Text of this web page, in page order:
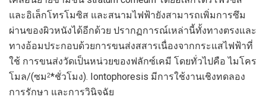
และอิเล็กโทรโมซิส และสนามไฟฟ้ายังสามารถเพิ่มการซึม
ผ่านของผิวหนังได้อีกด้วย ปรากฏการณ์เหล่านี้ทั้งทางตรงและ
ทางอ้อมประกอบด้วยการขนส่งสสารเนื่องจากกระแสไฟฟ้าที่
ใช้ การขนส่งวัดเป็นหน่วยของฟลักซ์เคมี โดยทั่วไปคือ ไมโคร
โมล/(ซม2*ชั่วโมง). Iontophoresis มีการใช้งานเชิงทดลอง
การรักษา และการวินิจฉัย